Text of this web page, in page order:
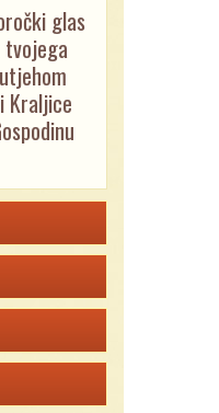
glas
Kraljice